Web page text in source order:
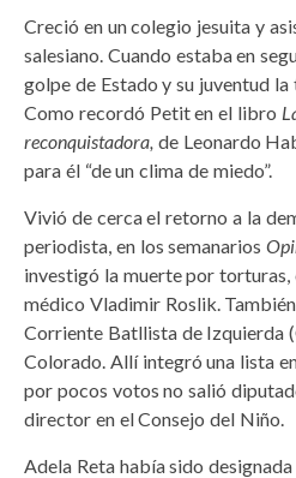
Creció en un colegio jesuita y
salesiano. Cuando estaba en
golpe de Estado y su juventud
Como recordó Petit en el libro
reconquistadora, de Leonardo
para él “de un clima de miedo”.
Vivió de cerca el retorno a la
periodista, en los semanarios
investigó la muerte por torturas,
médico Vladimir Roslik.
Corriente Batllista de Izquierda
Colorado. Allí integró una lista
por pocos votos no salió
director en el Consejo del Niño.
Adela Reta había sido